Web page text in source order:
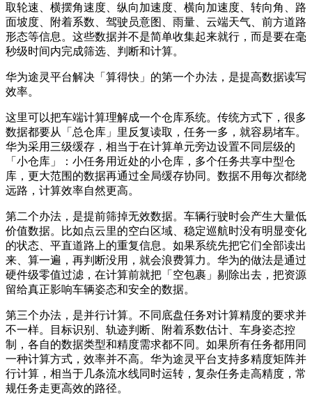
取轮速、横摆角速度、纵向加速度、横向加速度、转向角、路
面坡度、附着系数、驾驶员意图、雨量、云端天气、前方道路
形态等信息。这些数据并不是简单收集起来就行，而是要在毫
秒级时间内完成筛选、判断和计算。
华为途灵平台解决「算得快」的第一个办法，是提高数据读写
效率。
这里可以把车端计算理解成一个仓库系统。传统方式下，很多
数据都要从「总仓库」里反复读取，任务一多，就容易堵车。
华为采用三级缓存，相当于在计算单元旁边设置不同层级的
「小仓库」：小任务用近处的小仓库，多个任务共享中型仓
库，更大范围的数据再通过全局缓存协同。数据不用每次都绕
远路，计算效率自然更高。
第二个办法，是提前筛掉无效数据。车辆行驶时会产生大量低
价值数据。比如点云里的空白区域、稳定巡航时没有明显变化
的状态、平直道路上的重复信息。如果系统先把它们全部读出
来、算一遍，再判断没用，就会浪费算力。华为的做法是通过
硬件级零值过滤，在计算前就把「空包裹」剔除出去，把资源
留给真正影响车辆姿态和安全的数据。
第三个办法，是并行计算。不同底盘任务对计算精度的要求并
不一样。目标识别、轨迹判断、附着系数估计、车身姿态控
制，各自的数据类型和精度需求都不同。如果所有任务都用同
一种计算方式，效率并不高。华为途灵平台支持多精度矩阵并
行计算，相当于几条流水线同时运转，复杂任务走高精度，常
规任务走更高效的路径。